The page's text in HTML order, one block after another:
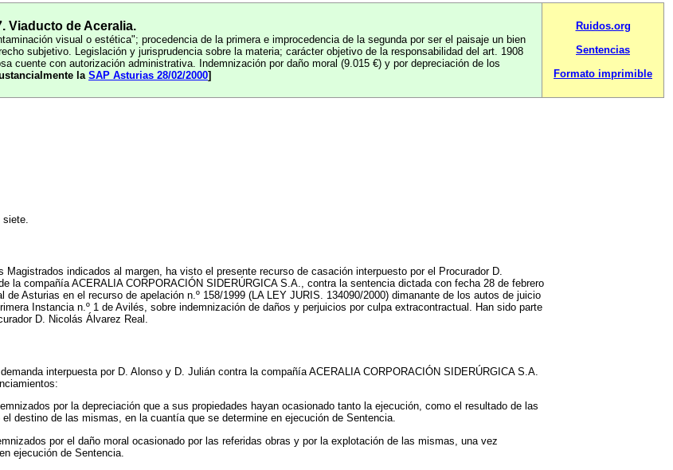
Viaducto de Aceralia.
visual o estética"; procedencia de la primera e improcedencia de la segunda por ser el paisaje un bien
subjetivo. Legislación y jurisprudencia sobre la materia; carácter objetivo de la responsabilidad del art. 1908
cuente con autorización administrativa. Indemnización por daño moral (9.015 €) y por depreciación de los
la SAP Asturias 28/02/2000]
Ruidos.org
Sentencias
Formato imprimible
indicados al margen, ha visto el presente recurso de casación interpuesto por el Procurador D.
la compañía ACERALIA CORPORACIÓN SIDERÚRGICA S.A., contra la sentencia dictada con fecha 28 de febrero
Asturias en el recurso de apelación n.º 158/1999 (LA LEY JURIS. 134090/2000) dimanante de los autos de juicio
Instancia n.º 1 de Avilés, sobre indemnización de daños y perjuicios por culpa extracontractual. Han sido parte
D. Nicolás Álvarez Real.
interpuesta por D. Alonso y D. Julián contra la compañía ACERALIA CORPORACIÓN SIDERÚRGICA S.A.
por la depreciación que a sus propiedades hayan ocasionado tanto la ejecución, como el resultado de las
destino de las mismas, en la cuantía que se determine en ejecución de Sentencia.
por el daño moral ocasionado por las referidas obras y por la explotación de las mismas, una vez
ejecución de Sentencia.